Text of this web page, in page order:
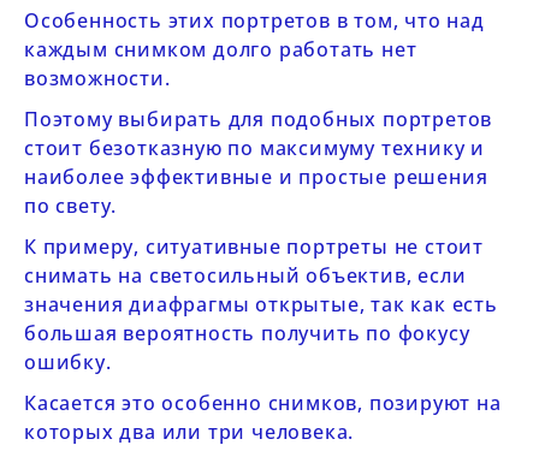
Особенность этих портретов в том, что над
каждым снимком долго работать нет
возможности.
Поэтому выбирать для подобных портретов
стоит безотказную по максимуму технику и
наиболее эффективные и простые решения
по свету.
К примеру, ситуативные портреты не стоит
снимать на светосильный объектив, если
значения диафрагмы открытые, так как есть
большая вероятность получить по фокусу
ошибку.
Касается это особенно снимков, позируют на
которых два или три человека.